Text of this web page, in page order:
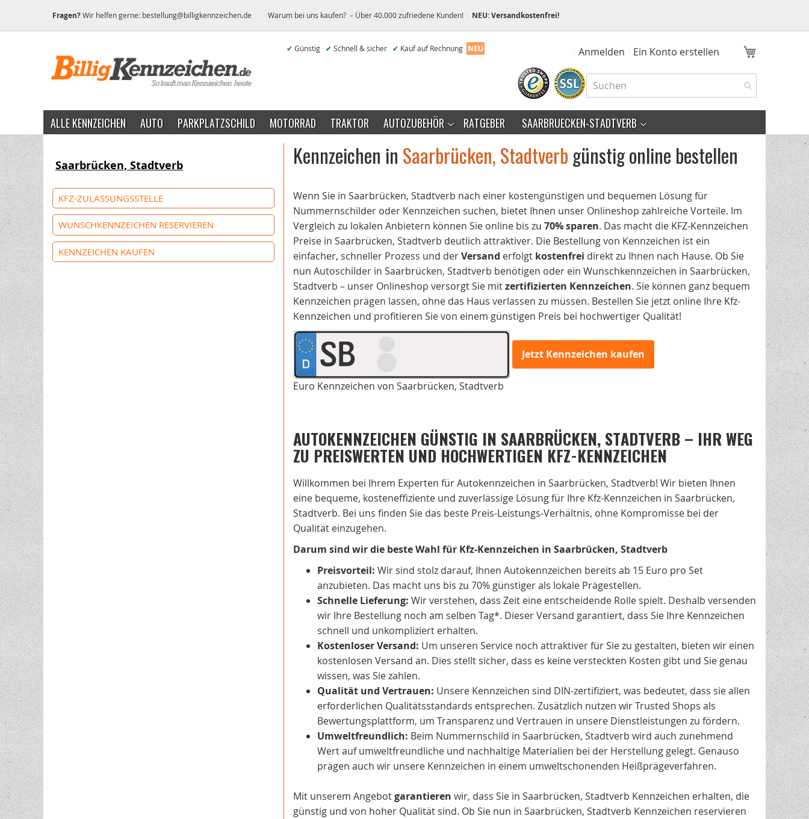
Fragen?Wir helfen gerne: bestellung@billigkennzeichen.de Warum bei uns kaufen? – Über 40.000 zufriedene Kunden! NEU: Versandkostenfrei!
✔ Günstig ✔ Schnell & sicher ✔ Kauf auf Rechnung NEU Anmelden Ein Konto erstellen
ALLE KENNZEICHEN AUTO PARKPLATZSCHILD MOTORRAD TRAKTOR AUTOZUBEHÖR RATGEBER SAARBRUECKEN-STADTVERB
Saarbrücken, Stadtverb
KFZ-ZULASSUNGSSTELLE
WUNSCHKENNZEICHEN RESERVIEREN
KENNZEICHEN KAUFEN
Kennzeichen inSaarbrücken, Stadtverbgünstig online bestellen
Wenn Sie in Saarbrücken, Stadtverb nach einer kostengünstigen und bequemen Lösung für
Nummernschilder oder Kennzeichen suchen, bietet Ihnen unser Onlineshop zahlreiche Vorteile. Im
Vergleich zu lokalen Anbietern können Sie online bis zu 70% sparen. Das macht die KFZ-Kennzeichen
Preise in Saarbrücken, Stadtverb deutlich attraktiver. Die Bestellung von Kennzeichen ist ein
einfacher, schneller Prozess und derVersand erfolgt kostenfrei direkt zu Ihnen nach Hause. Ob Sie
nun Autoschilder in Saarbrücken, Stadtverb benötigen oder ein Wunschkennzeichen in Saarbrücken,
Stadtverb – unser Onlineshop versorgt Sie mitzertifizierten Kennzeichen. Sie können ganz bequem
Kennzeichen prägen lassen, ohne das Haus verlassen zu müssen. Bestellen Sie jetzt online Ihre Kfz-
Kennzeichen und profitieren Sie von einem günstigen Preis bei hochwertiger Qualität!
SB Jetzt Kennzeichen kaufen
Euro Kennzeichen von Saarbrücken, Stadtverb
AUTOKENNZEICHEN GÜNSTIG IN SAARBRÜCKEN, STADTVERB – IHR WEG
ZU PREISWERTEN UND HOCHWERTIGEN KFZ-KENNZEICHEN
Willkommen bei Ihrem Experten für Autokennzeichen in Saarbrücken, Stadtverb! Wir bieten Ihnen
eine bequeme, kosteneffiziente und zuverlässige Lösung für Ihre Kfz-Kennzeichen in Saarbrücken,
Stadtverb. Bei uns finden Sie das beste Preis-Leistungs-Verhältnis, ohne Kompromisse bei der
Qualität einzugehen.
Darum sind wir die beste Wahl für Kfz-Kennzeichen in Saarbrücken, Stadtverb
Preisvorteil: Wir sind stolz darauf, Ihnen Autokennzeichen bereits ab 15 Euro pro Set
anzubieten. Das macht uns bis zu 70% günstiger als lokale Prägestellen.
Schnelle Lieferung: Wir verstehen, dass Zeit eine entscheidende Rolle spielt. Deshalb versenden
wir Ihre Bestellung noch am selben Tag*. Dieser Versand garantiert, dass Sie Ihre Kennzeichen
schnell und unkompliziert erhalten.
Kostenloser Versand: Um unseren Service noch attraktiver für Sie zu gestalten, bieten wir einen
kostenlosen Versand an. Dies stellt sicher, dass es keine versteckten Kosten gibt und Sie genau
wissen, was Sie zahlen.
Qualität und Vertrauen: Unsere Kennzeichen sind DIN-zertifiziert, was bedeutet, dass sie allen
erforderlichen Qualitätsstandards entsprechen. Zusätzlich nutzen wir Trusted Shops als
Bewertungsplattform, um Transparenz und Vertrauen in unsere Dienstleistungen zu fördern.
Umweltfreundlich: Beim Nummernschild in Saarbrücken, Stadtverb wird auch zunehmend
Wert auf umweltfreundliche und nachhaltige Materialien bei der Herstellung gelegt. Genauso
prägen auch wir unsere Kennzeichen in einem umweltschonenden Heißprägeverfahren.
Mit unserem Angebotgarantieren wir, dass Sie in Saarbrücken, Stadtverb Kennzeichen erhalten, die
günstig und von hoher Qualität sind. Ob Sie nun in Saarbrücken, Stadtverb Kennzeichen reservieren